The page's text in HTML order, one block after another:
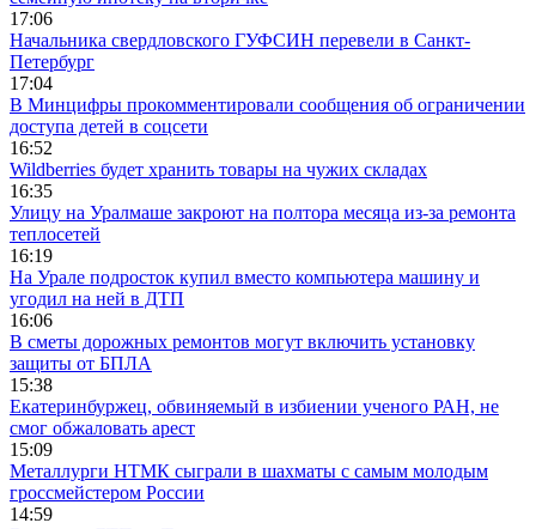
17:06
Начальника свердловского ГУФСИН перевели в Санкт-
Петербург
17:04
В Минцифры прокомментировали сообщения об ограничении
доступа детей в соцсети
16:52
Wildberries будет хранить товары на чужих складах
16:35
Улицу на Уралмаше закроют на полтора месяца из-за ремонта
теплосетей
16:19
На Урале подросток купил вместо компьютера машину и
угодил на ней в ДТП
16:06
В сметы дорожных ремонтов могут включить установку
защиты от БПЛА
15:38
Екатеринбуржец, обвиняемый в избиении ученого РАН, не
смог обжаловать арест
15:09
Металлурги НТМК сыграли в шахматы с самым молодым
гроссмейстером России
14:59